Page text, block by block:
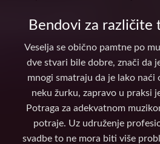
Bendovi za različite
Veselja se obično pamtne po
dve stvari bile dobre, znači da
mnogi smatraju da je lako naći
neku žurku, zapravo u praksi
Potraga za adekvatnom
potraje. Uz udruženje
svadbe to ne mora biti više